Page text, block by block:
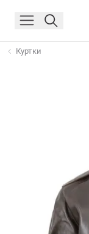
Куртки